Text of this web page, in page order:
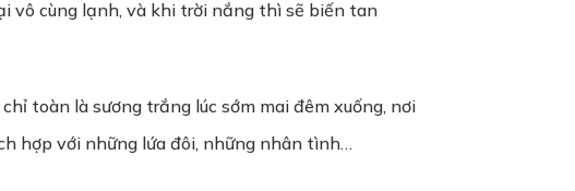
vô cùng lạnh, và khi trời nắng thì sẽ biến tan
toàn là sương trắng lúc sớm mai đêm xuống, nơi
hợp với những lứa đôi, những nhân tình…